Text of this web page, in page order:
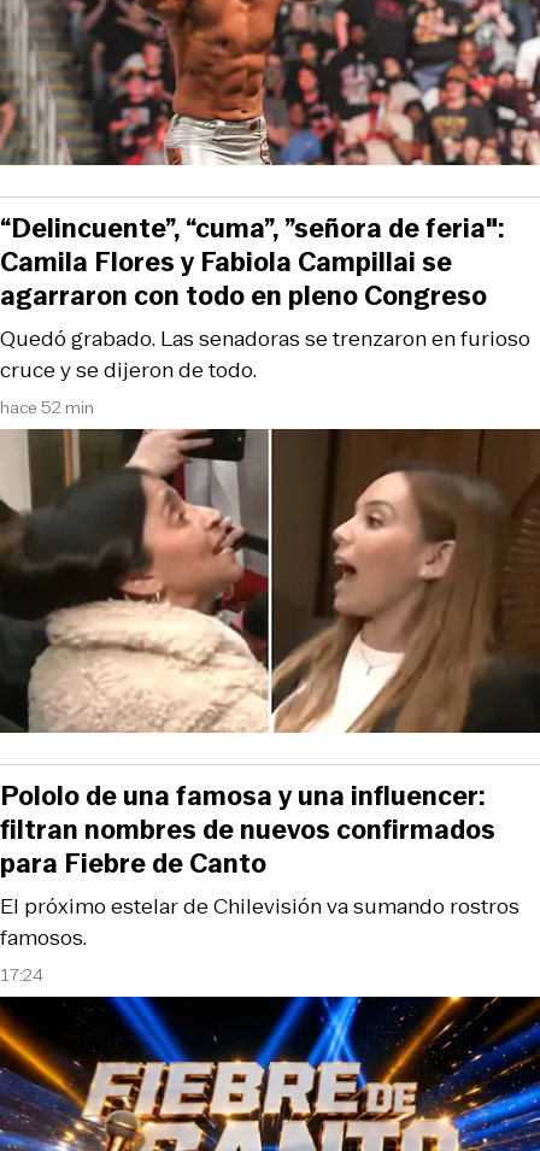
hace 52 min
Quedó grabado. Las senadoras se trenzaron en furioso
cruce y se dijeron de todo.
“Delincuente”, “cuma”, ”señora de feria":
Camila Flores y Fabiola Campillai se
agarraron con todo en pleno Congreso
17:24
El próximo estelar de Chilevisión va sumando rostros
famosos.
Pololo de una famosa y una influencer:
filtran nombres de nuevos confirmados
para Fiebre de Canto